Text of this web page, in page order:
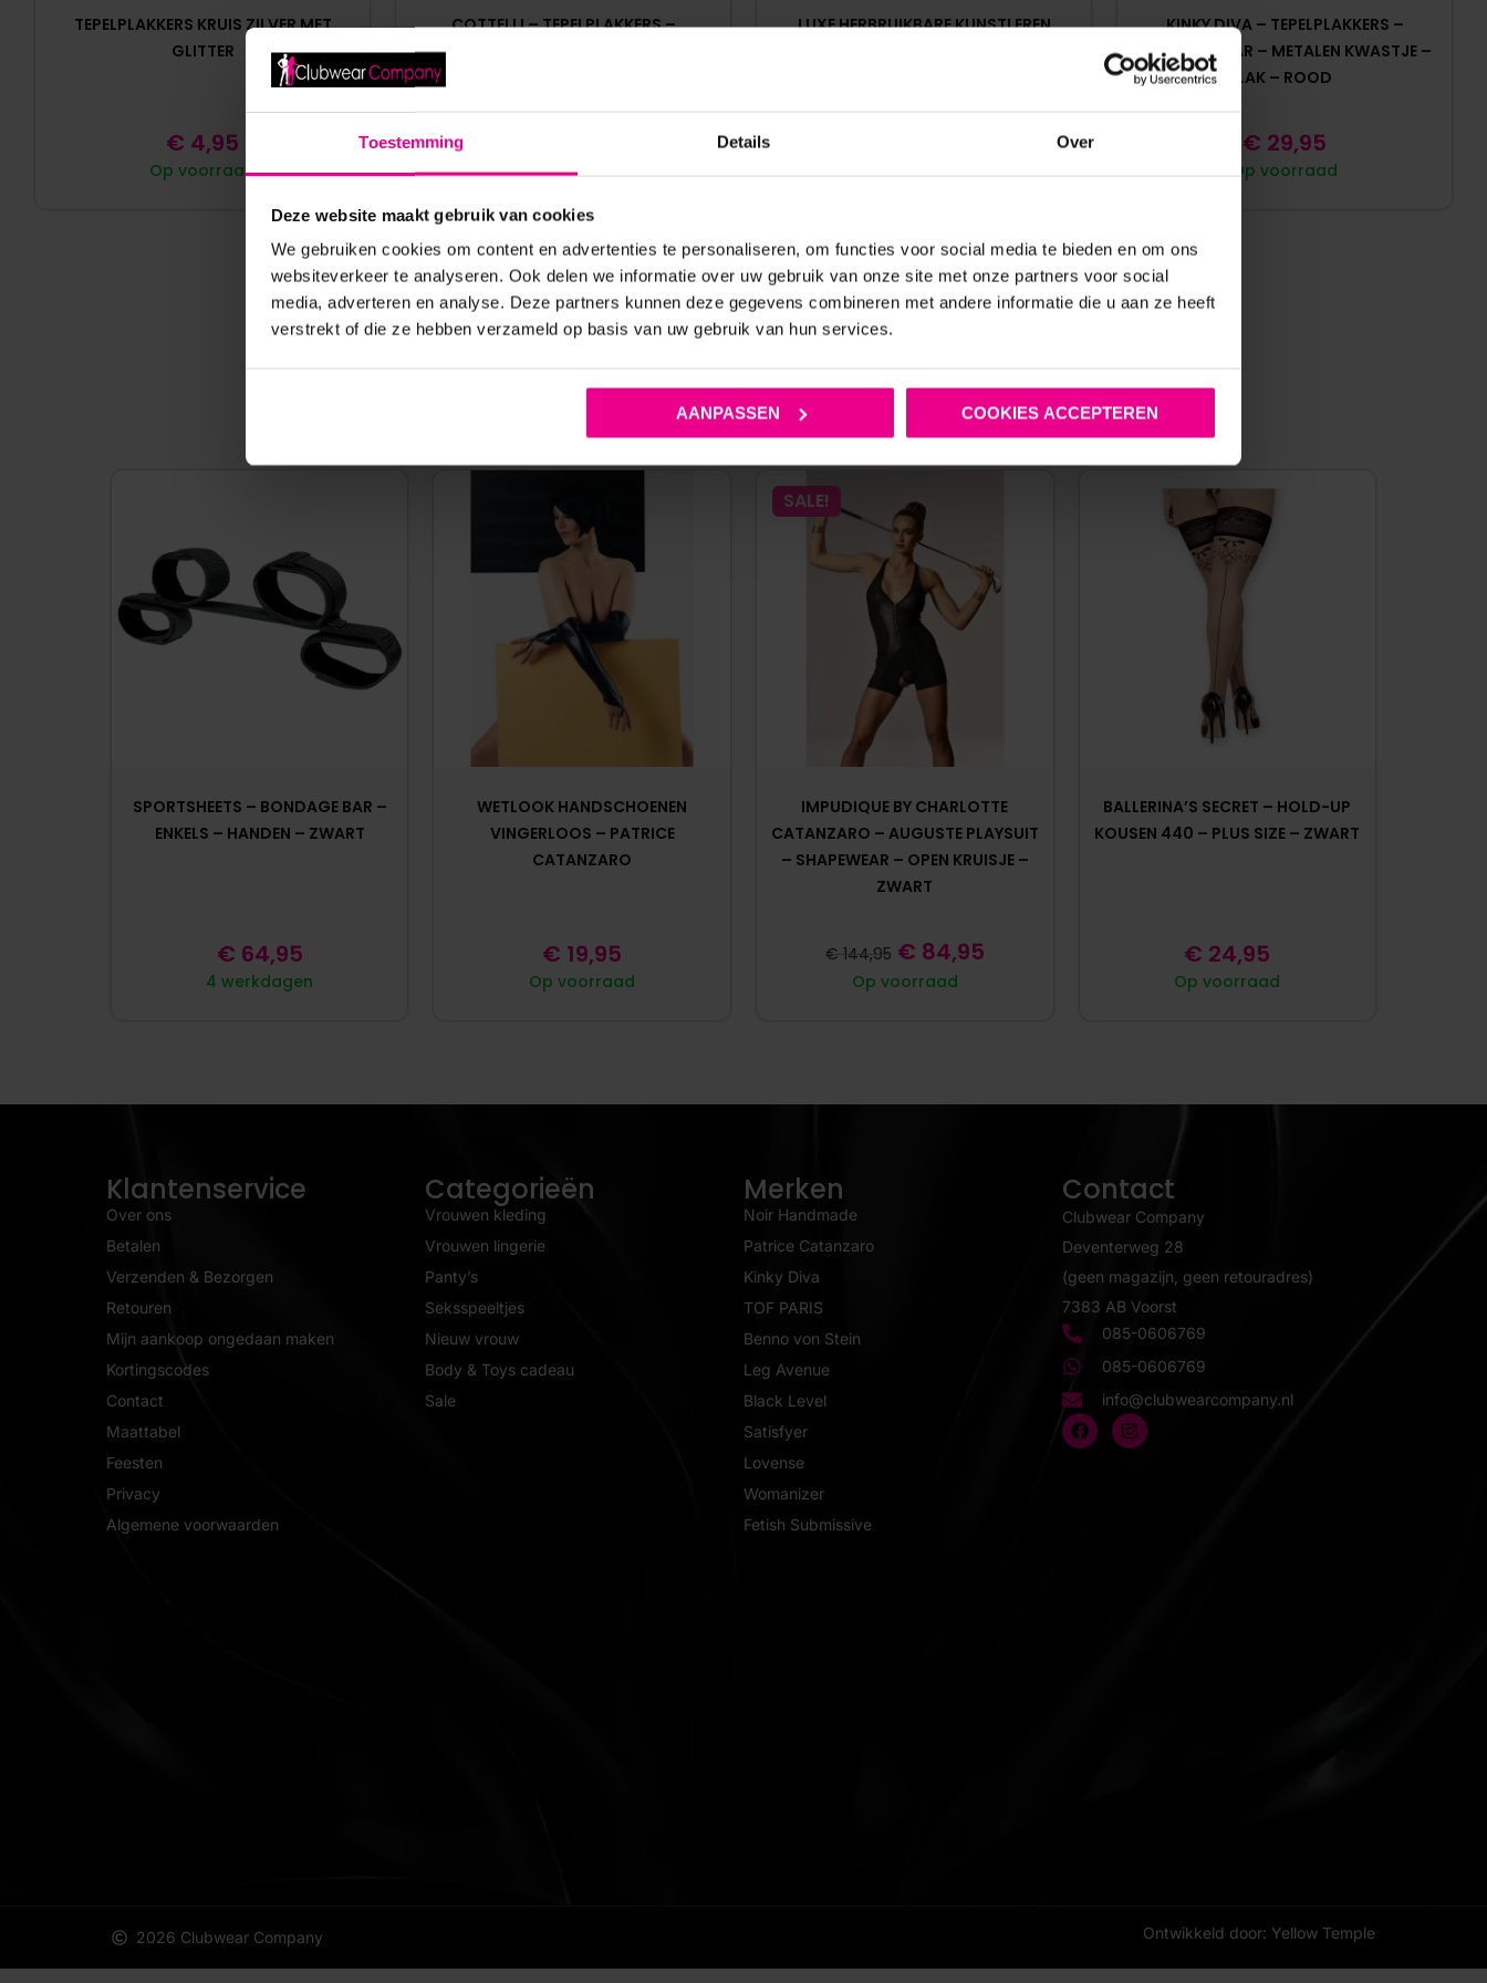
Toestemming Details Over
Deze website maakt gebruik van cookies
We gebruiken cookies om content en advertenties te personaliseren, om functies voor social media te bieden en om ons
websiteverkeer te analyseren. Ook delen we informatie over uw gebruik van onze site met onze partners voor social
media, adverteren en analyse. Deze partners kunnen deze gegevens combineren met andere informatie die u aan ze heeft
verstrekt of die ze hebben verzameld op basis van uw gebruik van hun services.
AANPASSEN COOKIES ACCEPTEREN
TEPELPLAKKERS KRUIS ZILVER MET
GLITTER
Op voorraad
€ 4,95
COTTELLI – TEPELPLAKKERS –
HERBRUIKBAAR – MET KETTING –
Op voorraad
LUXE HERBRUIKBARE KUNSTLEREN
4 werkdagen
KINKY DIVA – TEPELPLAKKERS –
HERBRUIKBAAR – METALEN KWASTJE –
LAK – ROOD
Op voorraad
€ 29,95
ANDERE MENSEN BEKEKEN OOK:
SPORTSHEETS – BONDAGE BAR –
ENKELS – HANDEN – ZWART
4 werkdagen
€ 64,95
WETLOOK HANDSCHOENEN
VINGERLOOS – PATRICE
CATANZARO
Op voorraad
€ 19,95
SALE!
IMPUDIQUE BY CHARLOTTE
CATANZARO – AUGUSTE PLAYSUIT
– SHAPEWEAR – OPEN KRUISJE –
ZWART
Op voorraad
€ 144,95 € 84,95
BALLERINA’S SECRET – HOLD-UP
KOUSEN 440 – PLUS SIZE – ZWART
Op voorraad
€ 24,95
Klantenservice
Over ons
Betalen
Verzenden & Bezorgen
Retouren
Mijn aankoop ongedaan maken
Kortingscodes
Contact
Maattabel
Feesten
Privacy
Algemene voorwaarden
Categorieën
Vrouwen kleding
Vrouwen lingerie
Panty’s
Seksspeeltjes
Nieuw vrouw
Body & Toys cadeau
Sale
Merken
Noir Handmade
Patrice Catanzaro
Kinky Diva
TOF PARIS
Benno von Stein
Leg Avenue
Black Level
Satisfyer
Lovense
Womanizer
Fetish Submissive
Contact
Clubwear Company
Deventerweg 28
(geen magazijn, geen retouradres)
7383 AB Voorst
085-0606769
085-0606769
info@clubwearcompany.nl
2026 Clubwear Company Ontwikkeld door: Yellow Temple